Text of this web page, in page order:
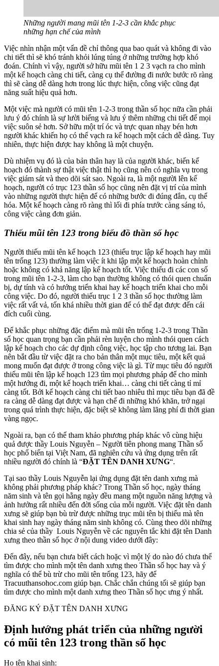
Những người mang mũi tên 1-2-3 cần khắc phục
những hạn chế của mình
Việc nhìn nhận một vấn đề chỉ thông qua bao quát và không đi vào
chi tiết thì sẽ khó tránh khỏi lúng túng ở những trường hợp khó
đoán. Chính vì vậy, người sở hữu mũi tên 1 2 3 vạch ra cho mình
một kế hoạch càng chi tiết, càng cụ thể đường đi nước bước rõ ràng
thì sẽ càng dễ dàng hơn trong lúc thực hiện, công việc cũng đạt
năng suất hiệu quả hơn.
Một việc mà người có mũi tên 1-2-3 trong thần số học nữa cần phải
lưu ý đó chính là sự lười biếng và lưu ý thêm những chi tiết để mọi
việc suôn sẻ hơn. Sở hữu một trí óc và trực quan nhạy bén hơn
người khác khiến họ có thể vạch ra kế hoạch một cách dễ dàng. Tuy
nhiên, thực hiện được hay không là một chuyện.
Dù nhiệm vụ đó là của bản thân hay là của người khác, biến kế
hoạch đó thành sự thật việc thật thì họ cũng nên có nghĩa vụ trong
việc giám sát và theo dõi sát sao. Ngoài ra, là một người lên kế
hoạch, người có trục 123 thần số học cũng nên đặt vị trí của mình
vào những người thực hiện để có những bước đi đúng đắn, cụ thể
hóa. Một kế hoạch càng rõ ràng thì lối đi phía trước càng sáng tỏ,
công việc càng đơn giản.
Thiếu mũi tên 123 trong biểu đồ thần số học
Người thiếu mũi tên kế hoạch 123 (thiếu trục lập kế hoạch hay mũi
tên trống 123) thường làm việc ít khi lập một kế hoạch hoàn chỉnh
hoặc không có khả năng lập kế hoạch tốt. Việc thiếu đi các con số
trong mũi tên 1-2-3, làm cho bạn thường không có thói quen chuẩn
bị, dự tính và có hướng triển khai hay kế hoạch triển khai cho mỗi
công việc. Do đó, người thiếu trục 1 2 3 thần số học thường làm
việc rất vất vả, tốn khá nhiều thời gian để có thể đạt được đến cái
đích cuối cùng.
Để khắc phục những đặc điểm mà mũi tên trống 1-2-3 trong Thần
số học quan trọng bạn cần phải rèn luyện cho mình thói quen cách
lập kế hoạch cho các dự định công việc, học tập cho tương lai. Bạn
nên bắt đầu từ việc đặt ra cho bản thân một mục tiêu, một kết quả
mong muốn đạt được ở trong công việc là gì. Từ mục tiêu đó người
thiếu mũi tên lập kế hoạch 123 tìm mọi phương pháp để cho mình
một hướng đi, một kế hoạch triển khai… càng chi tiết càng tỉ mỉ
càng tốt. Bởi kế hoạch càng chi tiết bao nhiêu thì mục tiêu bạn đã đề
ra càng dễ dàng đạt được và hạn chế đi những khó khăn, trở ngại
trong quá trình thực hiện, đặc biệt sẽ không làm lãng phí đi thời gian
vàng ngọc.
Ngoài ra, bạn có thể tham khảo phương pháp khác vô cùng hiệu
quả được thầy Louis Nguyễn – Người tiên phong mang Thần số
học phổ biến tại Việt Nam, đã nghiên cứu và ứng dụng trên rất
nhiều người đó chính là “ĐẶT TÊN DANH XƯNG“.
Tại sao thầy Louis Nguyễn lại ứng dụng đặt tên danh xưng mà
không phải phương pháp khác? Trong Thần số học, ngày tháng
năm sinh và tên gọi hằng ngày đều mang một nguồn năng lượng và
ảnh hưởng rất nhiều đến đời sống của mỗi người. Việc đặt tên danh
xưng sẽ giúp bạn bù trừ được những trục mũi tên bị thiếu mà tên
khai sinh hay ngày tháng năm sinh không có. Cùng theo dõi những
chia sẻ của thầy Louis Nguyễn về các nguyên tắc khi đặt tên Danh
xưng theo thần số học ở nội dung video dưới đây:
Đến đây, nếu bạn chưa biết cách hoặc vì một lý do nào đó chưa thể
tìm được cho mình một tên danh xưng theo Thần số học hay và ý
nghĩa có thể bù trừ cho mũi tên trống 123, hãy để
Tracuuthansohoc.com giúp bạn. Chắc chắn chúng tối sẽ giúp bạn
tìm được cho mình một danh xưng theo Thần số học ưng ý nhất.
ĐĂNG KÝ ĐẶT TÊN DANH XƯNG
Định hướng phát triển của những người
có mũi tên 123 trong thần số học
Họ tên khai sinh: